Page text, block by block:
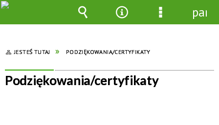
JESTEŚ TUTAJ PODZIĘKOWANIA/CERTYFIKATY
Podziękowania/certyfikaty
Wyszukiwarka
NarzędziaMenu